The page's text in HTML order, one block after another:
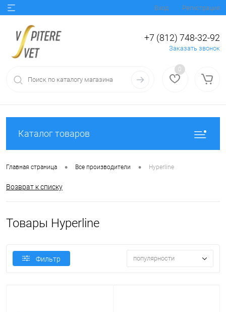
Вход Регистрация
+7 (812) 748-32-92
Заказать звонок
0
Каталог товаров
Главная страница • Все производители • Hyperline
Возврат к списку
Товары Hyperline
Фильтр популярности